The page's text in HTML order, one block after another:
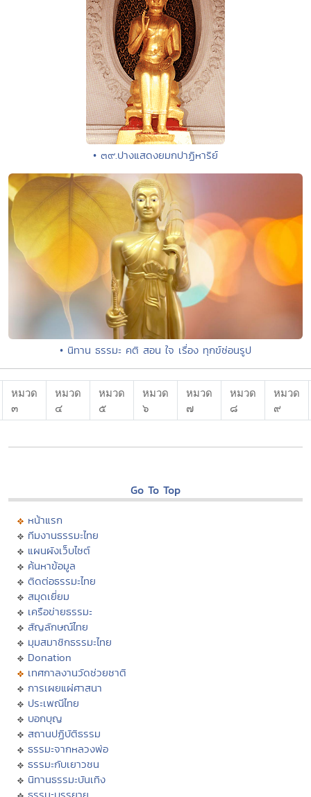
• ๓๙.ปางแสดงยมกปาฏิหาริย์
• นิทาน ธรรมะ คติ สอน ใจ เรื่อง ทุกข์ซ่อนรูป
หมวด
๓
หมวด
๔
หมวด
๕
หมวด
๖
หมวด
๗
หมวด
๘
หมวด
๙
Go To Top
หน้าแรก
ทีมงานธรรมะไทย
แผนผังเว็บไซต์
ค้นหาข้อมูล
ติดต่อธรรมะไทย
สมุดเยี่ยม
เครือข่ายธรรมะ
สัญลักษณ์ไทย
มุมสมาชิกธรรมะไทย
Donation
เทศกาลงานวัดช่วยชาติ
การเผยแผ่ศาสนา
ประเพณีไทย
บอกบุญ
สถานปฏิบัติธรรม
ธรรมะจากหลวงพ่อ
ธรรมะกับเยาวชน
นิทานธรรมะบันเทิง